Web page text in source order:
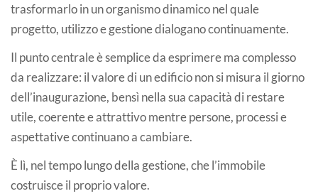
trasformarlo in un organismo dinamico nel quale
progetto, utilizzo e gestione dialogano continuamente.
Il punto centrale è semplice da esprimere ma complesso
da realizzare: il valore di un edificio non si misura il giorno
dell’inaugurazione, bensì nella sua capacità di restare
utile, coerente e attrattivo mentre persone, processi e
aspettative continuano a cambiare.
È lì, nel tempo lungo della gestione, che l’immobile
costruisce il proprio valore.